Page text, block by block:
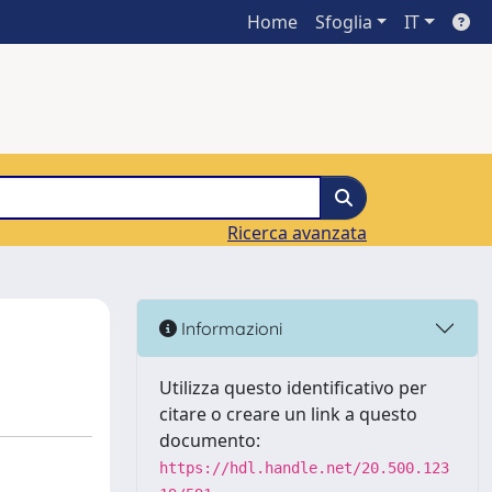
Home Sfoglia IT
Ricerca avanzata
Informazioni
Utilizza questo identificativo per
citare o creare un link a questo
documento:
https://hdl.handle.net/20.500.123